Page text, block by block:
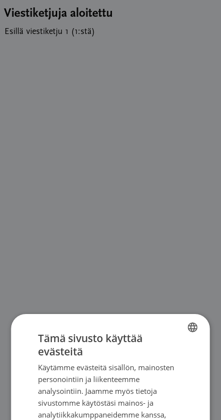
Viestiketjuja aloitettu
Esillä viestiketju 1 (1:stä)
SWEDISH
Tämä sivusto käyttää
evästeitä
Käytämme evästeitä sisällön, mainosten
personointiin ja liikenteemme
analysointiin. Jaamme myös tietoja
sivustomme käytöstäsi mainos- ja
analytiikkakumppaneidemme kanssa,